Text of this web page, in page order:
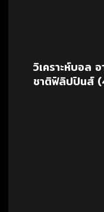
วิเคราะห์บอล
ชาติฟิลิปปินส์